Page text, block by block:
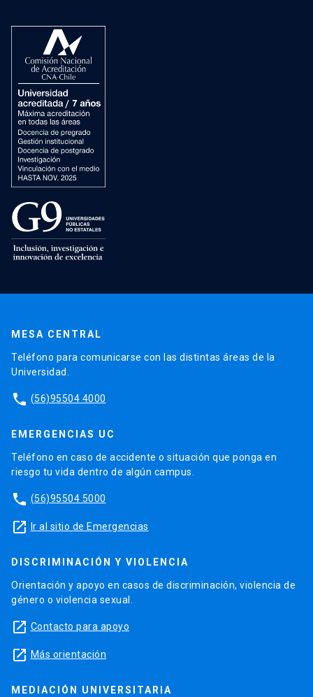
MESA CENTRAL
Teléfono para comunicarse con las distintas áreas de la
Universidad.
phone (56)95504 4000
EMERGENCIAS UC
Teléfono en caso de accidente o situación que ponga en
riesgo tu vida dentro de algún campus.
phone (56)95504 5000
launch Ir al sitio de Emergencias
DISCRIMINACIÓN Y VIOLENCIA
Orientación y apoyo en casos de discriminación, violencia de
género o violencia sexual.
launch Contacto para apoyo
launch Más orientación
MEDIACIÓN UNIVERSITARIA